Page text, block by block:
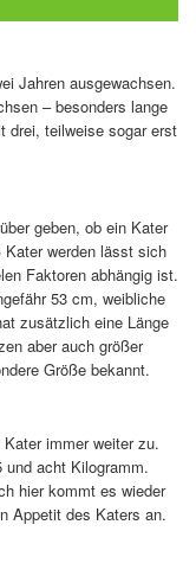
Jahren ausgewachsen.
– besonders lange
drei, teilweise sogar erst
geben, ob ein Kater
werden lässt sich
Faktoren abhängig ist.
53 cm, weibliche
zusätzlich eine Länge
aber auch größer
Größe bekannt.
immer weiter zu.
acht Kilogramm.
hier kommt es wieder
Appetit des Katers an.